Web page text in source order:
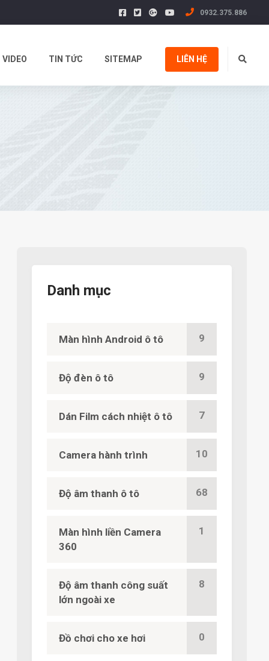
0932.375.886
VIDEO TIN TỨC SITEMAP LIÊN HỆ
Danh mục
Màn hình Android ô tô 9
Độ đèn ô tô 9
Dán Film cách nhiệt ô tô 7
Camera hành trình 10
Độ âm thanh ô tô 68
Màn hình liền Camera
360
1
Độ âm thanh công suất
lớn ngoài xe
8
Đồ chơi cho xe hơi 0